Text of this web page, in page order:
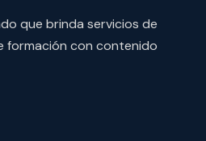
que brinda servicios de
formación con contenido